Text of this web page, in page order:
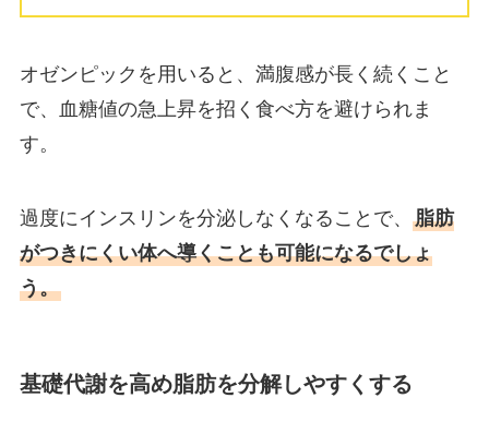
オゼンピックを用いると、満腹感が長く続くこと
で、血糖値の急上昇を招く食べ方を避けられま
す。
過度にインスリンを分泌しなくなることで、 脂肪
がつきにくい体へ導くことも可能になるでしょ
う。
基礎代謝を高め脂肪を分解しやすくする